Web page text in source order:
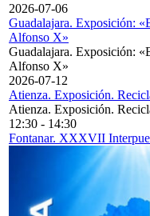
2026-07-06
Guadalajara. Exposición:
Alfonso X»
Guadalajara. Exposición:
Alfonso X»
2026-07-12
Atienza. Exposición.
Atienza. Exposición.
12:30 - 14:30
Fontanar. XXXVII